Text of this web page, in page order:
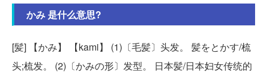
かみ 是什么意思?
[髪] 【かみ】 【kami】 (1)〔毛髪〕头发。 髪をとかす/梳
头;梳发。 (2)〔かみの形〕发型。 日本髪/日本妇女传统的